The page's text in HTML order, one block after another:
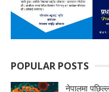
POPULAR POSTS
नेपालमा